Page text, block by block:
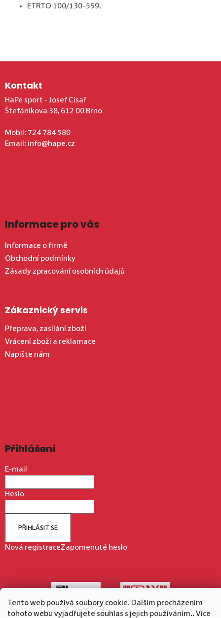
Tento web používá soubory cookie. Dalším procházením
tohoto webu vyjadřujete souhlas s jejich používáním.. Více
ETRTO 100/130-559.
Zápatí
Kontakt
HaPe sport - Josef Císař
Štefánikova 38, 612 00 Brno
Mobil: 724 784 580
Email: info@hape.cz
Informace pro vás
Informace o firmě
Obchodní podmínky
Zásady zpracování osobních údajů
Zákaznický servis
Přeprava, zasílání zboží
Vrácení zboží a reklamace
Napište nám
Přihlášení
E-mail
Heslo
PŘIHLÁSIT SE
Nová registraceZapomenuté heslo